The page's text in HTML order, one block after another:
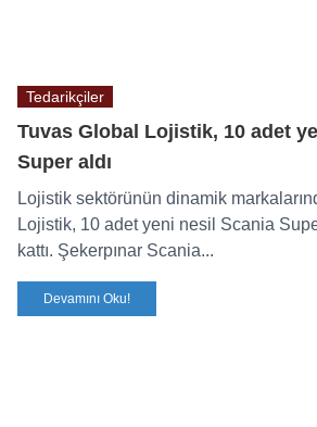
Tedarikçiler
Tuvas Global Lojistik, 10 adet
Super aldı
Lojistik sektörünün dinamik
Lojistik, 10 adet yeni nesil Scania
kattı. Şekerpınar Scania...
Devamını Oku!